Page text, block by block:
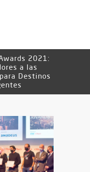
2021:
a las
Destinos